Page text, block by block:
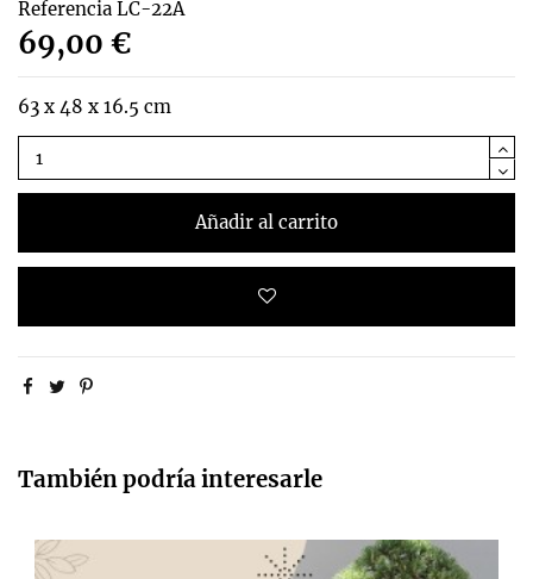
Referencia LC-22A
69,00 €
63 x 48 x 16.5 cm
Añadir al carrito
También podría interesarle